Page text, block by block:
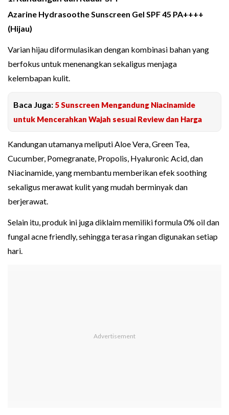
Azarine Hydrasoothe Sunscreen Gel SPF 45 PA++++
(Hijau)
Varian hijau diformulasikan dengan kombinasi bahan yang
berfokus untuk menenangkan sekaligus menjaga
kelembapan kulit.
Baca Juga: 5 Sunscreen Mengandung Niacinamide
untuk Mencerahkan Wajah sesuai Review dan Harga
Kandungan utamanya meliputi Aloe Vera, Green Tea,
Cucumber, Pomegranate, Propolis, Hyaluronic Acid, dan
Niacinamide, yang membantu memberikan efek soothing
sekaligus merawat kulit yang mudah berminyak dan
berjerawat.
Selain itu, produk ini juga diklaim memiliki formula 0% oil dan
fungal acne friendly, sehingga terasa ringan digunakan setiap
hari.